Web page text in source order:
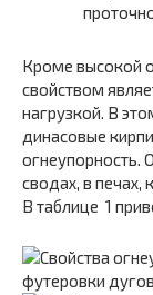
Кроме высокой
свойством
нагрузкой. В
динасовые
огнеупорность.
сводах, в печах,
В таблице 1